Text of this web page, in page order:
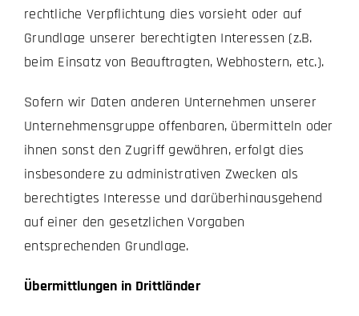
rechtliche Verpflichtung dies vorsieht oder auf
Grundlage unserer berechtigten Interessen (z.B.
beim Einsatz von Beauftragten, Webhostern, etc.).
Sofern wir Daten anderen Unternehmen unserer
Unternehmensgruppe offenbaren, übermitteln oder
ihnen sonst den Zugriff gewähren, erfolgt dies
insbesondere zu administrativen Zwecken als
berechtigtes Interesse und darüberhinausgehend
auf einer den gesetzlichen Vorgaben
entsprechenden Grundlage.
Übermittlungen in Drittländer